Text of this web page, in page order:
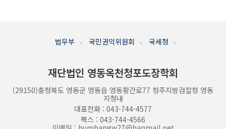
법무부 국민권익위원회 국세청
재단법인 영동옥천청포도장학회
(29150)충청북도 영동군 영동읍 영동황간로77 청주지방검찰청 영동
지청내
대표전화 : 043-744-4577
팩스 : 043-744-4566